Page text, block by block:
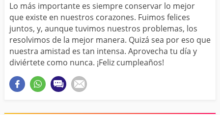
Lo más importante es siempre conservar lo mejor
que existe en nuestros corazones. Fuimos felices
juntos, y, aunque tuvimos nuestros problemas, los
resolvimos de la mejor manera. Quizá sea por eso que
nuestra amistad es tan intensa. Aprovecha tu día y
diviértete como nunca. ¡Feliz cumpleaños!